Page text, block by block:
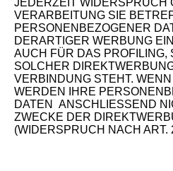
JEDERZEIT WIDERSPRUCH
VERARBEITUNG SIE
PERSONENBEZOGENER
DERARTIGER WERBUNG
AUCH FÜR DAS PROFILING,
SOLCHER
VERBINDUNG STEHT.
WERDEN IHRE
DATEN ANSCHLIESSEND
ZWECKE DER
(WIDERSPRUCH NACH ART.